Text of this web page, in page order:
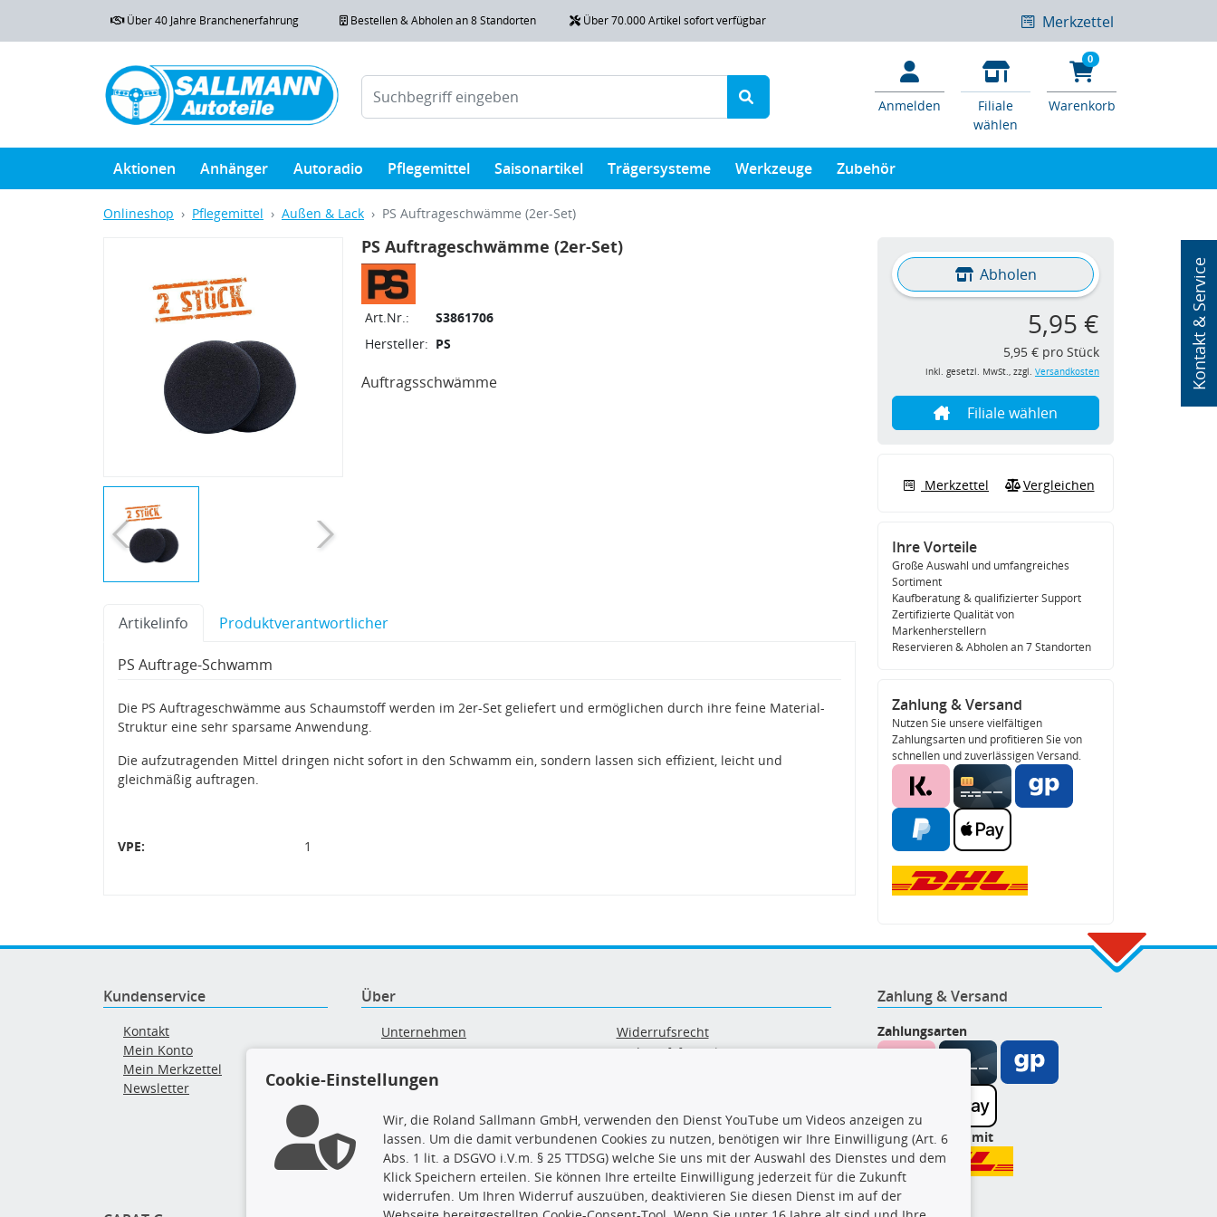
Kontakt & Service
Über 40 Jahre Branchenerfahrung Bestellen & Abholen an 8 Standorten Über 70.000 Artikel sofort verfügbar Merkzettel
Anmelden
Filiale
wählen
0
Warenkorb
Aktionen Anhänger Autoradio Pflegemittel Saisonartikel Trägersysteme Werkzeuge Zubehör
Onlineshop Pflegemittel Außen & Lack PS Auftrageschwämme (2er-Set)
PS Auftrageschwämme (2er-Set)
Art.Nr.:
S3861706
Hersteller: PS
Auftragsschwämme
Artikelinfo Produktverantwortlicher
PS Auftrage-Schwamm
Die PS Auftrageschwämme aus Schaumstoff werden im 2er-Set geliefert und ermöglichen durch ihre feine Material-
Struktur eine sehr sparsame Anwendung.
Die aufzutragenden Mittel dringen nicht sofort in den Schwamm ein, sondern lassen sich effizient, leicht und
gleichmäßig auftragen.
VPE: 1
Abholen
5,95 €
5,95 € pro Stück
inkl. gesetzl. MwSt., zzgl. Versandkosten
Filiale wählen
Merkzettel Vergleichen
Ihre Vorteile
Große Auswahl und umfangreiches
Sortiment
Kaufberatung & qualifizierter Support
Zertifizierte Qualität von
Markenherstellern
Reservieren & Abholen an 7 Standorten
Zahlung & Versand
Nutzen Sie unsere vielfältigen
Zahlungsarten und profitieren Sie von
schnellen und zuverlässigen Versand.
Kundenservice
Kontakt
Mein Konto
Mein Merkzettel
Newsletter
Über
Unternehmen
AGB
Versand & Zahlung
Altgeräte-/ Batterieentsorgung
Widerrufsrecht
Widerrufsformular
Barrierefreiheitserklärung
Zahlung & Versand
Zahlungsarten
Wir versenden mit
Cookie-Einstellungen
Wir, die Roland Sallmann GmbH, verwenden den Dienst YouTube um Videos anzeigen zu
lassen. Um die damit verbundenen Cookies zu nutzen, benötigen wir Ihre Einwilligung (Art. 6
Abs. 1 lit. a DSGVO i.V.m. § 25 TTDSG) welche Sie uns mit der Auswahl des Dienstes und dem
Klick Speichern erteilen. Sie können Ihre erteilte Einwilligung jederzeit für die Zukunft
widerrufen. Um Ihren Widerruf auszuüben, deaktivieren Sie diesen Dienst im auf der